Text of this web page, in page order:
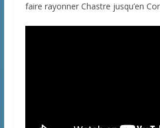
faire rayonner Chastre jusqu’en